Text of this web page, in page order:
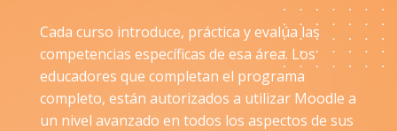
Cada curso introduce, práctica y evalúa las
competencias específicas de esa área. Los
educadores que completan el programa
completo, están autorizados a utilizar Moodle a
un nivel avanzado en todos los aspectos de sus